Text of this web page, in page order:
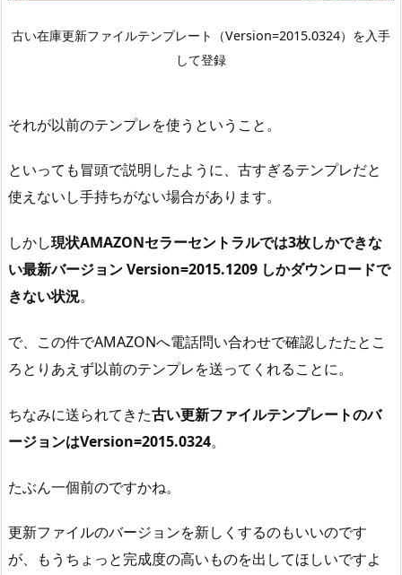
古い在庫更新ファイルテンプレート（Version=2015.0324）を入手
して登録
それが以前のテンプレを使うということ。
といっても冒頭で説明したように、古すぎるテンプレだと
使えないし手持ちがない場合があります。
しかし現状AMAZONセラーセントラルでは3枚しかできな
い最新バージョン Version=2015.1209 しかダウンロードで
きない状況。
で、この件でAMAZONへ電話問い合わせで確認したたとこ
ろとりあえず以前のテンプレを送ってくれることに。
ちなみに送られてきた古い更新ファイルテンプレートのバ
ージョンはVersion=2015.0324。
たぶん一個前のですかね。
更新ファイルのバージョンを新しくするのもいいのです
が、もうちょっと完成度の高いものを出してほしいですよ